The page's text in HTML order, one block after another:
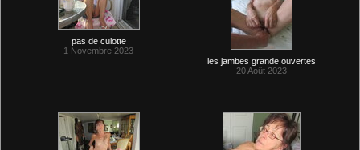
pas de culotte
1 Novembre 2023
les jambes grande ouvertes
20 Août 2023